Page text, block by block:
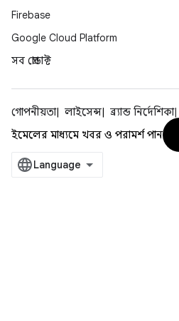
Firebase
Google Cloud Platform
সব প্রোডাক্ট
গোপনীয়তা লাইসেন্স ব্র্যান্ড নির্দেশিকা
ইমেলের মাধ্যমে খবর ও পরামর্শ পান